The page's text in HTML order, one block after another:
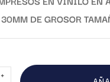
DE GROSOR